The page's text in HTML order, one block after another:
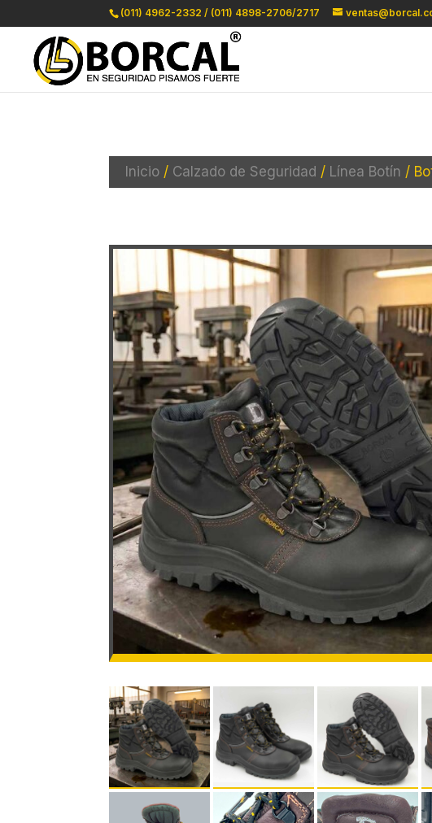
(011) 4962-2332 / (011) 4898-2706/2717
Inicio / Calzado de Seguridad / Línea Botín /